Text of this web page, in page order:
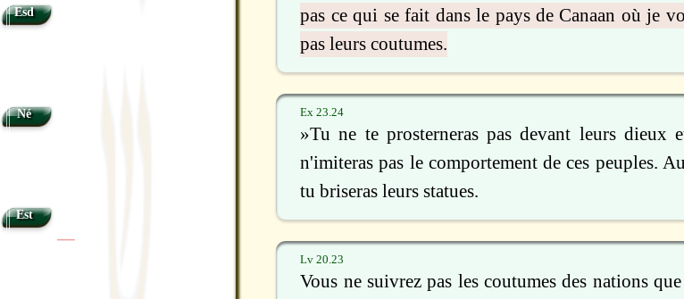
pas ce qui se fait dans le pays de Canaan où je
pas leurs coutumes.
Ex 23.24
»Tu ne te prosterneras pas devant leurs dieux
n'imiteras pas le comportement de ces peuples.
tu briseras leurs statues.
Lv 20.23
Vous ne suivrez pas les coutumes des nations
Esd
Né
Est